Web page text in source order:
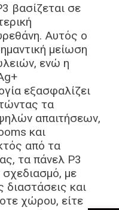
βασίζεται σε
Αυτός ο
μείωση
ενώ η
εξασφαλίζει
τα
απαιτήσεων,
και
από τα
τα πάνελ P3
σχεδιασμό, με
και
χώρου, είτε